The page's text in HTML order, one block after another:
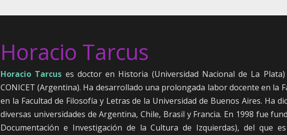
Horacio Tarcus
Horacio Tarcus es doctor en Historia (Universidad Nacional de La
CONICET (Argentina). Ha desarrollado una prolongada labor docente en la
en la Facultad de Filosofía y Letras de la Universidad de Buenos Aires. Ha
diversas universidades de Argentina, Chile, Brasil y Francia. En 1998 fue
Documentación e Investigación de la Cultura de Izquierdas), del que